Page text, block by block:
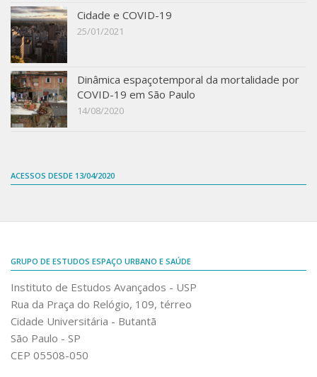
Cidade e COVID-19
25/01/2021
Dinâmica espaçotemporal da mortalidade por
COVID-19 em São Paulo
14/08/2020
ACESSOS DESDE 13/04/2020
GRUPO DE ESTUDOS ESPAÇO URBANO E SAÚDE
Instituto de Estudos Avançados - USP
Rua da Praça do Relógio, 109, térreo
Cidade Universitária - Butantã
São Paulo - SP
CEP 05508-050